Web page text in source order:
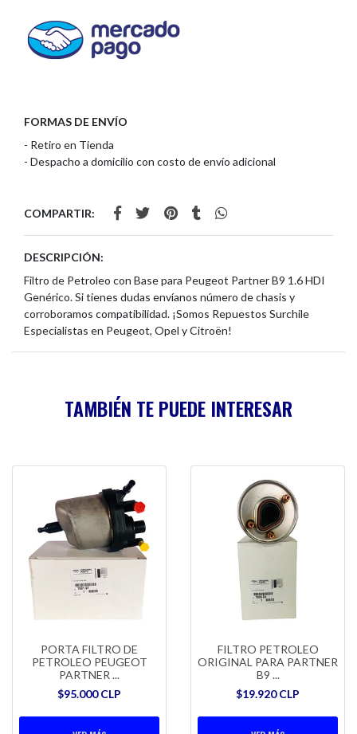
FORMAS DE ENVÍO
- Retiro en Tienda
- Despacho a domicilio con costo de envío adicional
COMPARTIR:
DESCRIPCIÓN:
Filtro de Petroleo con Base para Peugeot Partner B9 1.6 HDI
Genérico. Si tienes dudas envíanos número de chasis y
corroboramos compatibilidad. ¡Somos Repuestos Surchile
Especialistas en Peugeot, Opel y Citroën!
TAMBIÉN TE PUEDE INTERESAR
PORTA FILTRO DE
PETROLEO PEUGEOT
PARTNER ...
$95.000 CLP
FILTRO PETROLEO
ORIGINAL PARA PARTNER
B9 ...
$19.920 CLP